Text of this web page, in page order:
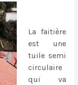
La faitière
est une
tuile semi
circulaire
qui va